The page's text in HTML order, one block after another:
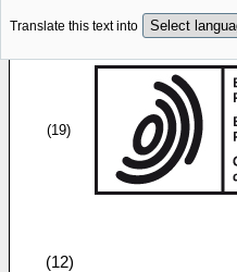
Translate this text into
(19)
(12)